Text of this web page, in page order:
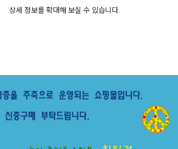
상세 정보를 확대해 보실 수 있습니다.